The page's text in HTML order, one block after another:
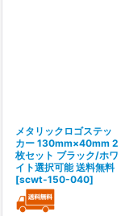
メタリックロゴステッ
カー 130mm×40mm 2
枚セット ブラック/ホワ
イト選択可能 送料無料
[scwt-150-040]